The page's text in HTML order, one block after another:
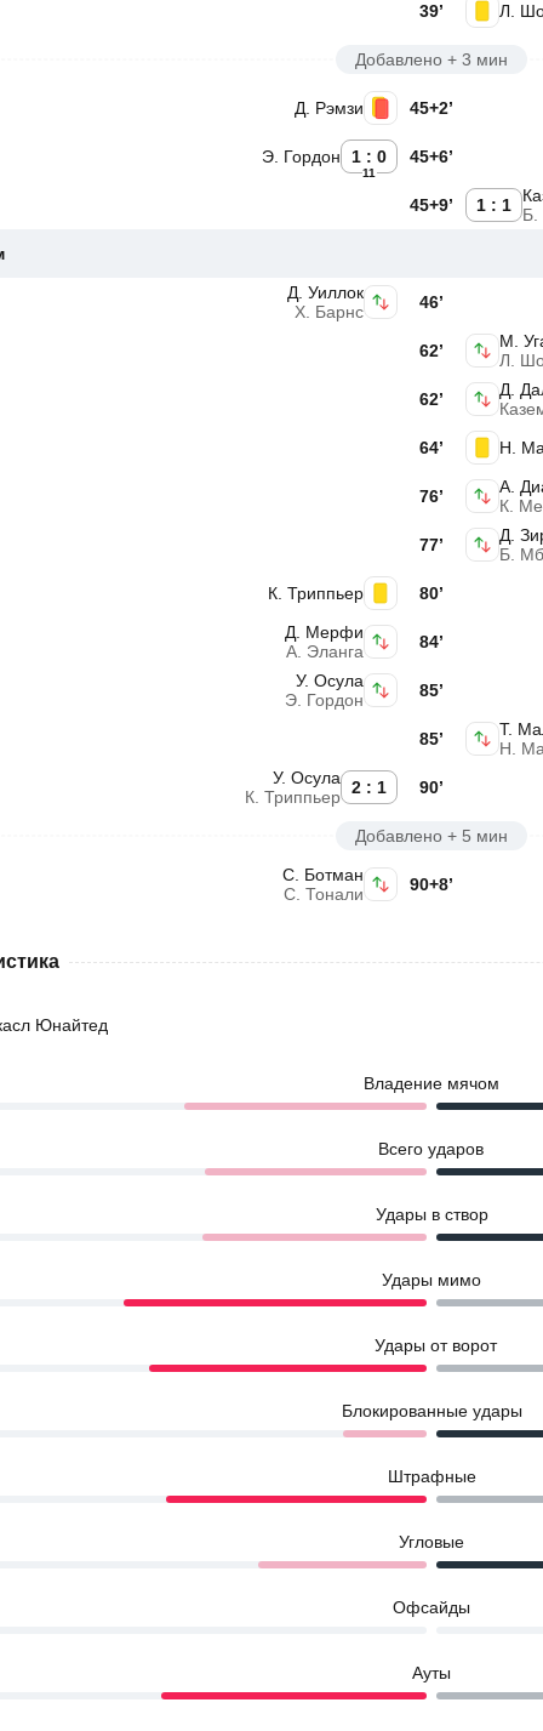
Л.
39’
Добавлено + 3 мин
Д. Рэмзи 45+2’
1 : 0
11
Э. Гордон 45+6’
1 : 1
Б.
45+9’
Д. Уиллок
Х. Барнс
46’
М.
Л.
62’
Д.
62’
Н.
64’
А.
К.
76’
Д.
Б.
77’
К. Триппьер
80’
Д. Мерфи
А. Эланга
84’
У. Осула
Э. Гордон
85’
Т.
Н.
85’
2 : 1
У. Осула
К. Триппьер
90’
Добавлено + 5 мин
С. Ботман
С. Тонали
90+8’
Юнайтед
Владение мячом
Всего ударов
Удары в створ
Удары мимо
Удары от ворот
Блокированные удары
Штрафные
Угловые
Офсайды
Ауты